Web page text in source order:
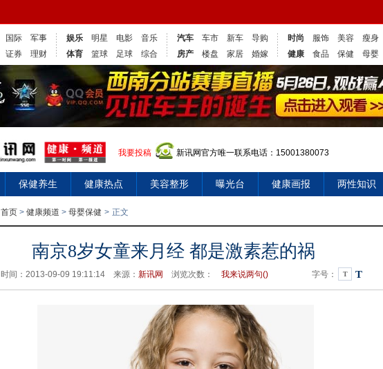
国际
军事
证券 理财
娱乐 明星 电影
音乐
体育
篮球 足球 综合
汽车 车市 新车
导购
房产
楼盘 家居 婚嫁
时尚 服饰 美容
瘦身
健康
食品 保健 母婴
我要投稿 新讯网官方唯一联系电话：15001380073
保健养生 健康热点 美容整形 曝光台 健康画报 两性知识
首页 > 健康频道 > 母婴保健 > 正文
南京8岁女童来月经 都是激素惹的祸
时间：2013-09-09 19:11:14 来源： 新讯网 浏览次数： 我来说两句() 字号： T T